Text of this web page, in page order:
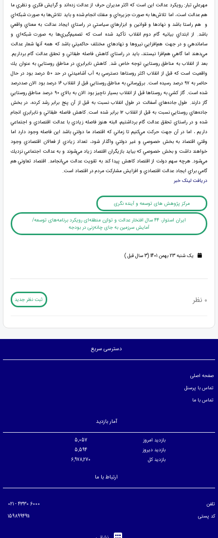
مهرعلي تبار: رويكرد عدالت اين است كه اكثر مديران حرف از عدالت زده‌اند و گرايش فكري و نظري ما
هم عدالت است، اما تلاش‌ها به صورت جزيره‌اي و منفك انجام شده و بايد تلاش‌ها به صورت شبكه‌اي
و هم راستا باشد و نهادها و قوانين و ابزارهاي سياستي در راستاي ايجاد عدالت به معناي واقعي
باشد. از ابتداي بيانيه گام دوم انقلاب تأكيد شده است كه تصميم‌گيري‌ها به صورت شبكه‌اي و
ساماندهي و در جهت هم‌افزايي نيروها و نهادهاي مختلف حاكميتي باشد كه همه آنها شعار عدالت
مي‌دهند اما گاهي هم‌افزا نيستند، بايد در راستاي كاهش فاصله طبقاتي و تحقق عدالت گام برداريم.
بعد از انقلاب به مناطق روستايي توجه خاص شد. كاهش نابرابري در مناطق روستايي به عنوان يك
واقعيت است كه قبل از انقلاب اكثر روستاها دسترسي به آب آشاميدني در حد ۵۰ درصد بود در حال
حاضر به ۹۷ درصد رسيده است. برق‌رساني به مناطق روستايي قبل از انقلاب ۱۶ درصد بود الان صددرصد
شده است. گاز كشي به روستاها قبل از انقلاب بسيار ناچيز بود الان به بالاي ۹۰ درصد مناطق روستايي
گاز دارند. طول جاده‌هاي آسفالت در طول انقلاب نسبت به قبل از آن پنج برابر رشد كرده، در بخش
جاده‌هاي روستايي نسبت به قبل از انقلاب ۱۲ برابر شده است. كاهش فاصله طبقاتي و نابرابري انجام
شده و در راستاي تحقق عدالت گام برداشتيم، البته هنوز فاصله زيادي با عدالت اقتصادي و اجتماعي
داريم ، اما در آن جهت حركت مي‌كنيم تا زماني كه اقتصاد ما دولتي باشد اين فاصله وجود دارد اما
وقتي اقتصاد به بخش خصوصي و غير دولتي واگذار شود، تعداد زيادي از فعالان اقتصادي وجود
خواهند داشت و بخش خصوصي كه بيايد بازيگران اقتصاد زياد مي‌شوند و به عدالت اجتماعي نزديك
مي‌شود. هرچه سهم دولت از اقتصاد كاهش پيدا كند به تقويت عدالت مي‌انجامد. اقتصاد تعاوني هم
گامي براي ايجاد عدالت اقتصادي و افزايش مشاركت مردم در اقتصاد است.
دریافت لینک خبر
مرکز پژوهش های توسعه و آینده نگری
ایران استوار،‌ ۴۴ سال افتخار عدالت و توازن منطقه‌ای رویکرد برنامه‌های توسعه/
آمایش سرزمین به جای چانه‌زنی در بودجه
یک شنبه 23 بهمن 1401 (3 سال قبل )
0 نظر ثبت نظر جدید
دسترسی سریع
صفحه اصلی
تماس با پرسنل
تماس با ما
آمار بازدید
بازدید امروز
5,057
بازدید دیروز
5,594
بازدید کل
6,978,270
ارتباط با ما
تلفن
کد پستی